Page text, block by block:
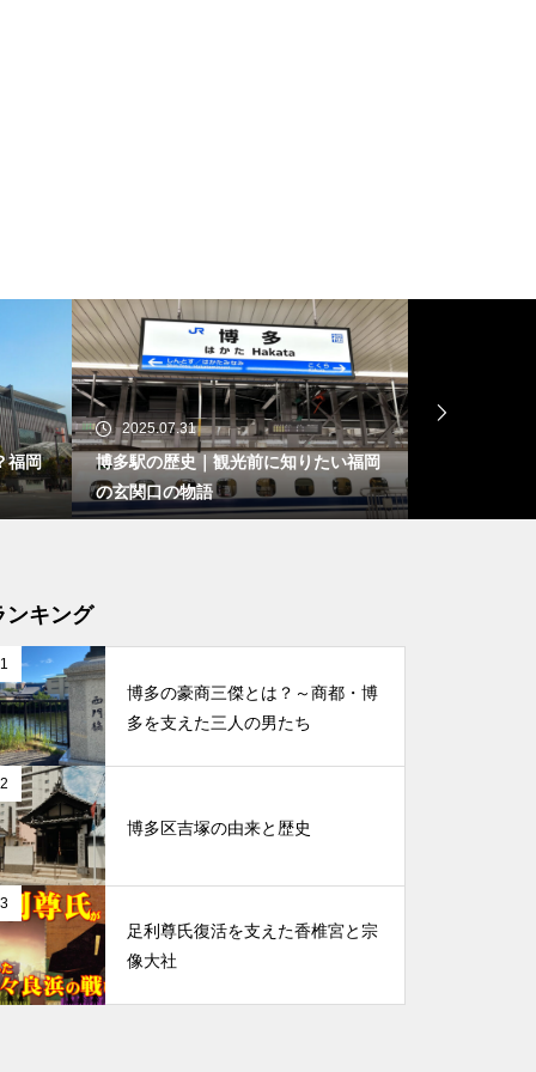
知りたい福岡
2025.07.18
博多呉服町おすすめランチ みやけう
どん
ンキング
1
博多の豪商三傑とは？～商都・博
多を支えた三人の男たち
2
博多区吉塚の由来と歴史
3
足利尊氏復活を支えた香椎宮と宗
像大社